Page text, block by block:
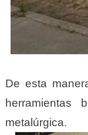
De esta
herramientas
metalúrgica.